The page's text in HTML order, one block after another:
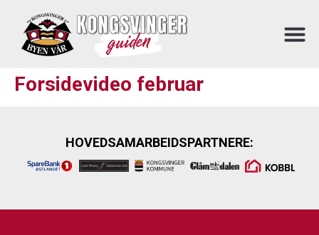
Forsidevideo februar
HOVEDSAMARBEIDSPARTNERE: